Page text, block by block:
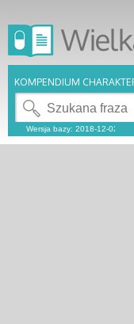
KOMPENDIUM